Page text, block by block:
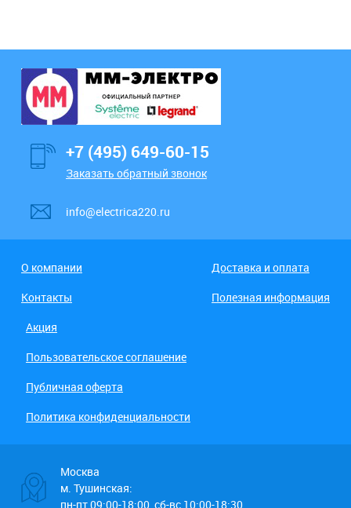
+7 (495) 649-60-15
Заказать обратный звонок
info@electrica220.ru
О компании
Доставка и оплата
Контакты
Полезная информация
Акция
Пользовательское соглашение
Публичная оферта
Политика конфиденциальности
Москва
м. Тушинская:
пн-пт 09:00-18:00, сб-вс 10:00-18:30